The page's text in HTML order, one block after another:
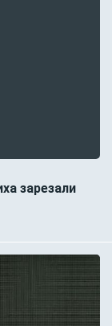
зарезали